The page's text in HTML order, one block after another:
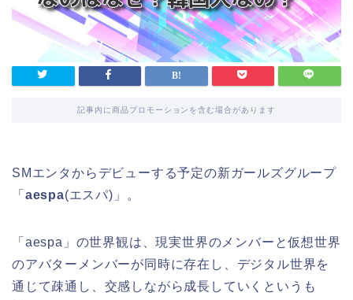
記事内に商品プロモーションを含む場合があります
SMエンタからデビューする予定の新ガールズグループ
「 aespa(エスパ)」。
「aespa」の世界観は、現実世界のメンバーと仮想世界
のアバターメンバーが同時に存在し、デジタル世界を
通じて疎通し、交感しながら成長していくというも